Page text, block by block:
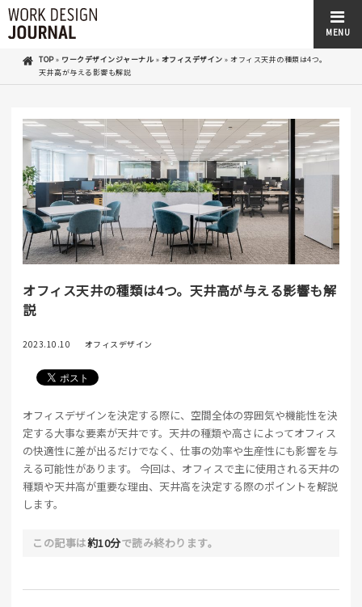
MENU
TOP» ワークデザインジャーナル » オフィスデザイン » オフィス天井の種類は4つ。
天井高が与える影響も解説
オフィス天井の種類は4つ。天井高が与える影響も解
説
2023.10.10 オフィスデザイン
オフィスデザインを決定する際に、空間全体の雰囲気や機能性を決
定する大事な要素が天井です。天井の種類や高さによってオフィス
の快適性に差が出るだけでなく、仕事の効率や生産性にも影響を与
える可能性があります。 今回は、オフィスで主に使用される天井の
種類や天井高が重要な理由、天井高を決定する際のポイントを解説
します。
この記事は約10分で読み終わります。